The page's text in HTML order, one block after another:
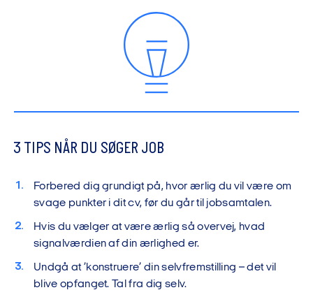
3 TIPS NÅR DU SØGER JOB
Forbered dig grundigt på, hvor ærlig du vil være om
svage punkter i dit cv, før du går til jobsamtalen.
Hvis du vælger at være ærlig så overvej, hvad
signalværdien af din ærlighed er.
Undgå at ’konstruere’ din selvfremstilling – det vil
blive opfanget. Tal fra dig selv.